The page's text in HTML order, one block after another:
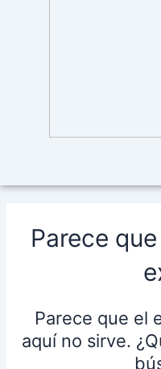
Parece
Parece que el
aquí no sirve.